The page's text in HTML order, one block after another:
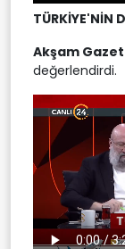
TÜRKİYE'NİN
Akşam
değerlendirdi.